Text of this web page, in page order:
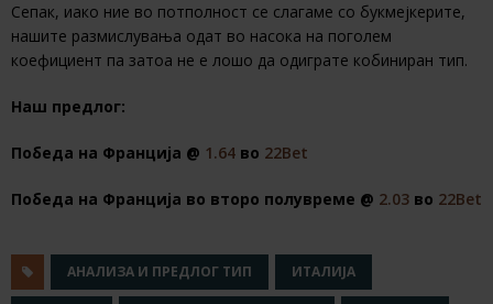
Сепак, иако ние во потполност се слагаме со букмејкерите,
нашите размислувања одат во насока на поголем
коефициент па затоа не е лошо да одиграте кобиниран тип.
Наш предлог:
Победа на Франција @ 1.64 во 22Bet
Победа на Франција во второ полувреме @ 2.03 во 22Bet
АНАЛИЗА И ПРЕДЛОГ ТИП ИТАЛИЈА